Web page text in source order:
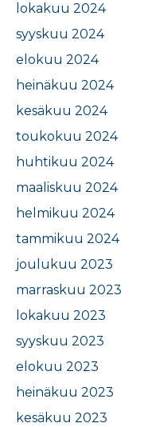
lokakuu 2024
syyskuu 2024
elokuu 2024
heinäkuu 2024
kesäkuu 2024
toukokuu 2024
huhtikuu 2024
maaliskuu 2024
helmikuu 2024
tammikuu 2024
joulukuu 2023
marraskuu 2023
lokakuu 2023
syyskuu 2023
elokuu 2023
heinäkuu 2023
kesäkuu 2023